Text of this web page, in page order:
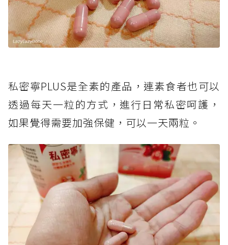
私密寧PLUS是全素的產品，連素食者也可以
透過每天一粒的方式，進行日常私密呵護，
如果覺得需要加強保健，可以一天兩粒。